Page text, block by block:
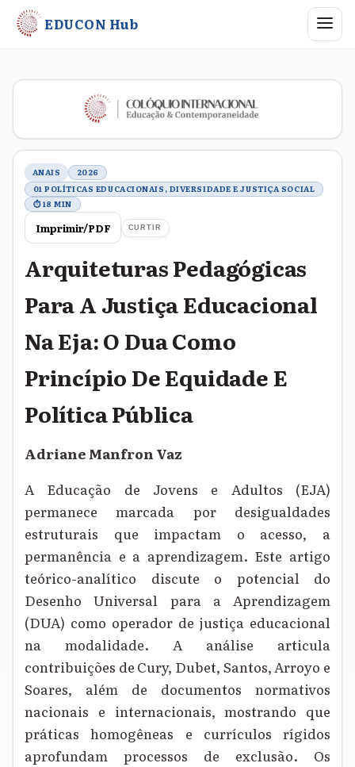
EDUCON Hub Abrir
Metadados do trabalho
ANAIS
2026
01 POLÍTICAS EDUCACIONAIS, DIVERSIDADE E JUSTIÇA SOCIAL
⏱ 18 MIN
Imprimir/PDF CURTIR
Arquiteturas Pedagógicas
Para A Justiça Educacional
Na Eja: O Dua Como
Princípio De Equidade E
Política Pública
Adriane Manfron Vaz
A Educação de Jovens e Adultos (EJA)
permanece marcada por desigualdades
estruturais que impactam o acesso, a
permanência e a aprendizagem. Este artigo
teórico-analítico discute o potencial do
Desenho Universal para a Aprendizagem
(DUA) como operador de justiça educacional
na modalidade. A análise articula
contribuições de Cury, Dubet, Santos, Arroyo e
Soares, além de documentos normativos
nacionais e internacionais, mostrando que
práticas homogêneas e currículos rígidos
aprofundam processos de exclusão. Os